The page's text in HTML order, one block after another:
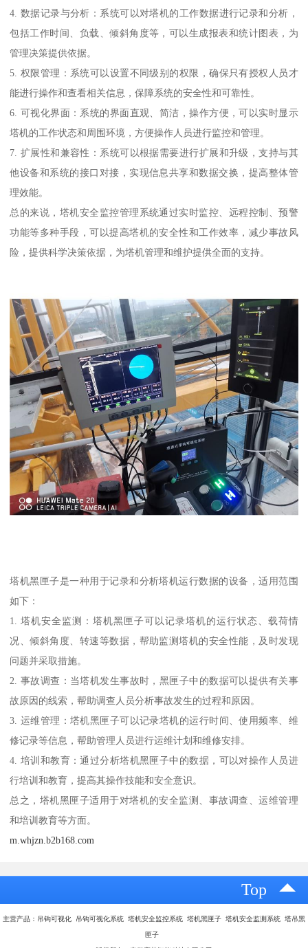
4. 数据记录与分析：系统可以对塔机的工作数据进行记录和分析，
包括工作时间、负载、倾斜角度等，可以生成报表和统计图表，为
管理决策提供依据。
5. 权限管理：系统可以设置不同级别的权限，确保只有授权人员才
能进行操作和查看相关信息，保障系统的安全性和可靠性。
6. 可视化界面：系统的界面直观、简洁，操作方便，可以实时显示
塔机的工作状态和周围环境，方便操作人员进行监控和管理。
7. 扩展性和兼容性：系统可以根据需要进行扩展和升级，支持与其
他设备和系统的接口对接，实现信息共享和数据交换，提高整体管
理效能。
总的来说，塔机安全监控管理系统通过实时监控、远程控制、预警
功能等多种手段，可以提高塔机的安全性和工作效率，减少事故风
险，提供科学决策依据，为塔机管理和维护提供全面的支持。
塔机黑匣子是一种用于记录和分析塔机运行数据的设备，适用范围
如下：
1. 塔机安全监测：塔机黑匣子可以记录塔机的运行状态、载荷情
况、倾斜角度、转速等数据，帮助监测塔机的安全性能，及时发现
问题并采取措施。
2. 事故调查：当塔机发生事故时，黑匣子中的数据可以提供有关事
故原因的线索，帮助调查人员分析事故发生的过程和原因。
3. 运维管理：塔机黑匣子可以记录塔机的运行时间、使用频率、维
修记录等信息，帮助管理人员进行运维计划和维修安排。
4. 培训和教育：通过分析塔机黑匣子中的数据，可以对操作人员进
行培训和教育，提高其操作技能和安全意识。
总之，塔机黑匣子适用于对塔机的安全监测、事故调查、运维管理
和培训教育等方面。
m.whjzn.b2b168.com
Top
主营产品：吊钩可视化 吊钩可视化系统 塔机安全监控系统 塔机黑匣子 塔机安全监测系统 塔吊黑
匣子